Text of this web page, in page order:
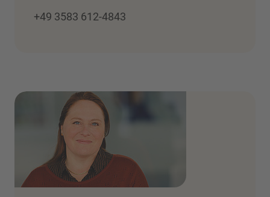
+49 3583 612-4843